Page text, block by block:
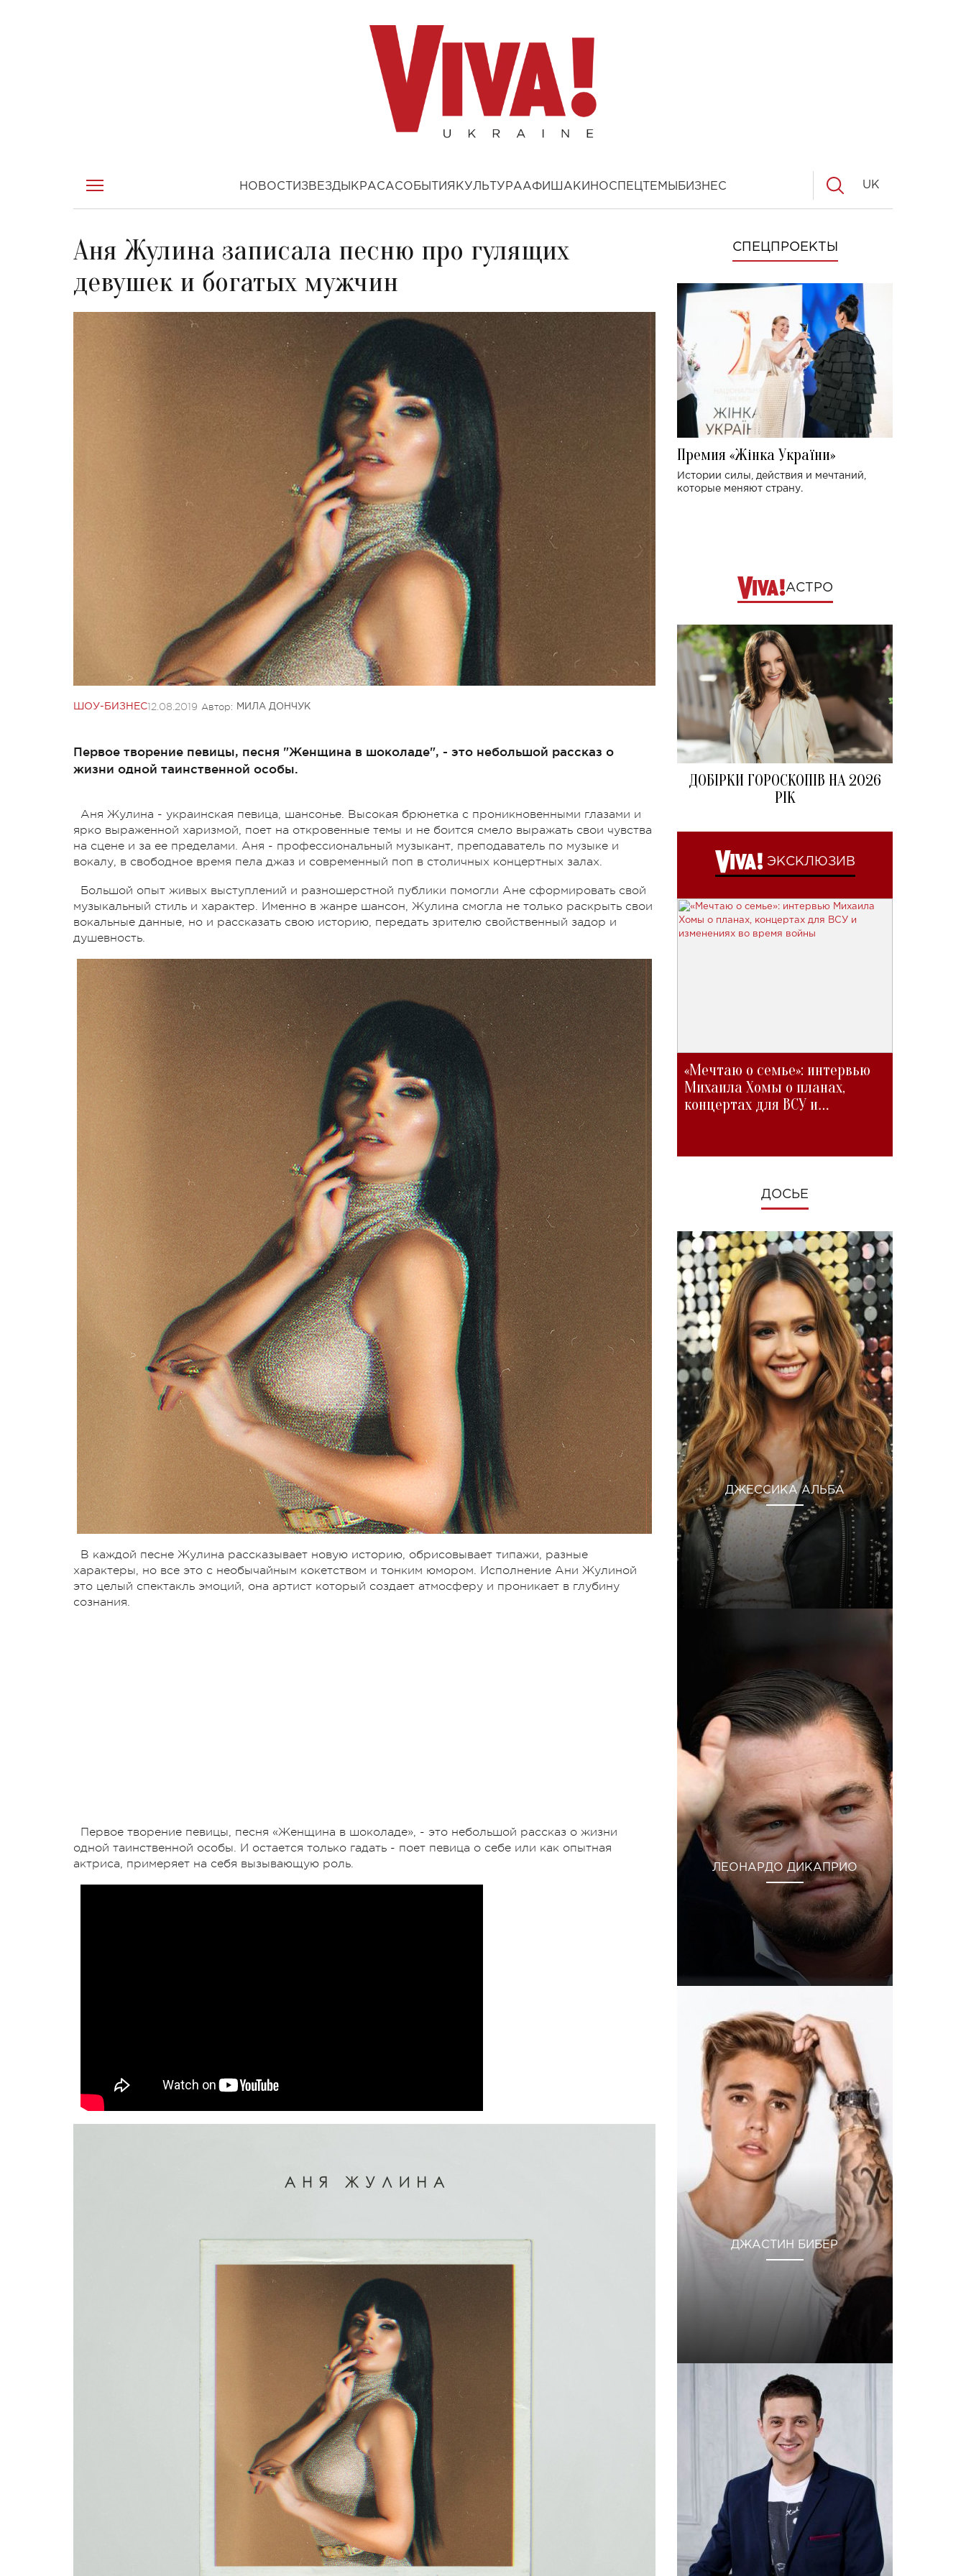
НОВОСТИ ЗВЕЗДЫ КРАСАСОБЫТИЯ КУЛЬТУРААФИША КИНОСПЕЦТЕМЫ БИЗНЕС UK
Аня Жулина записала песню про гулящих
девушек и богатых мужчин
ШОУ-БИЗНЕС12.08.2019 Автор: МИЛА ДОНЧУК
Первое творение певицы, песня "Женщина в шоколаде", - это небольшой рассказ о
жизни одной таинственной особы.
Аня Жулина - украинская певица, шансонье. Высокая брюнетка с проникновенными глазами и
ярко выраженной харизмой, поет на откровенные темы и не боится смело выражать свои чувства
на сцене и за ее пределами. Аня - профессиональный музыкант, преподаватель по музыке и
вокалу, в свободное время пела джаз и современный поп в столичных концертных залах.
Большой опыт живых выступлений и разношерстной публики помогли Ане сформировать свой
музыкальный стиль и характер. Именно в жанре шансон, Жулина смогла не только раскрыть свои
вокальные данные, но и рассказать свою историю, передать зрителю свойственный задор и
душевность.
В каждой песне Жулина рассказывает новую историю, обрисовывает типажи, разные
характеры, но все это с необычайным кокетством и тонким юмором. Исполнение Ани Жулиной
это целый спектакль эмоций, она артист который создает атмосферу и проникает в глубину
сознания.
Первое творение певицы, песня «Женщина в шоколаде», - это небольшой рассказ о жизни
одной таинственной особы. И остается только гадать - поет певица о себе или как опытная
актриса, примеряет на себя вызывающую роль.
СПЕЦПРОЕКТЫ
Премия «Жінка України»
Истории силы, действия и мечтаний,
которые меняют страну.
АСТРО
ДОБІРКИ ГОРОСКОПІВ НА 2026
РІК
ЭКСКЛЮЗИВ
«Мечтаю о семье»: интервью
Михаила Хомы о планах,
концертах для ВСУ и
ДОСЬЕ
ДЖЕССИКА АЛЬБА
ЛЕОНАРДО ДИКАПРИО
ДЖАСТИН БИБЕР